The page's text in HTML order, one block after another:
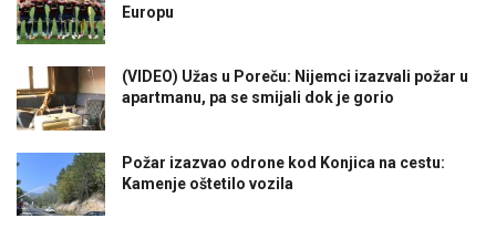
Europu
(VIDEO) Užas u Poreču: Nijemci izazvali požar u
apartmanu, pa se smijali dok je gorio
Požar izazvao odrone kod Konjica na cestu:
Kamenje oštetilo vozila